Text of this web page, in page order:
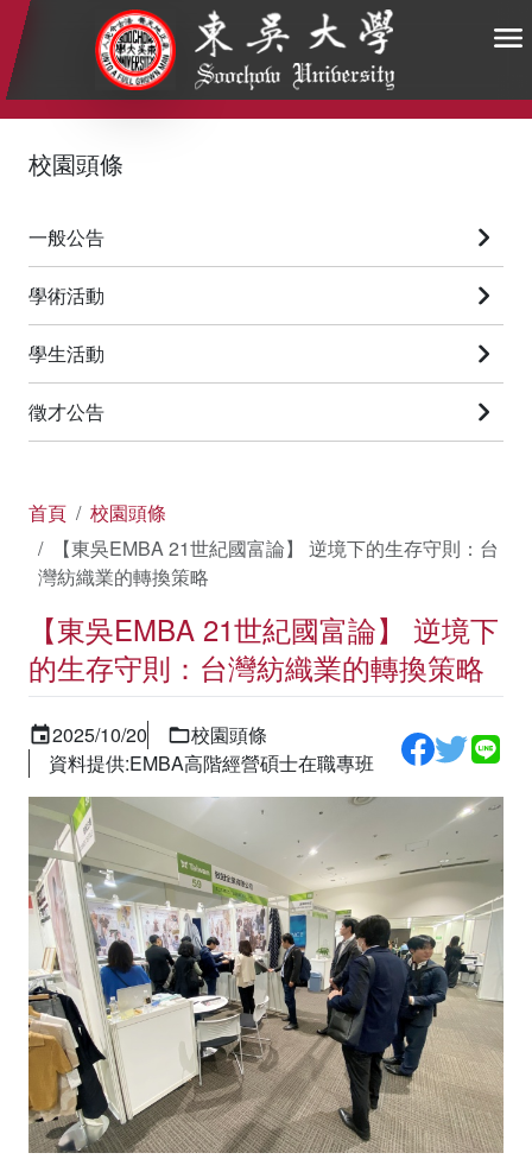
:::
校園頭條
一般公告
學術活動
學生活動
徵才公告
首頁
校園頭條
【東吳EMBA 21世紀國富論】 逆境下的生存守則：台
灣紡織業的轉換策略
【東吳EMBA 21世紀國富論】 逆境下
的生存守則：台灣紡織業的轉換策略
2025/10/20
校園頭條
資料提供:EMBA高階經營碩士在職專班